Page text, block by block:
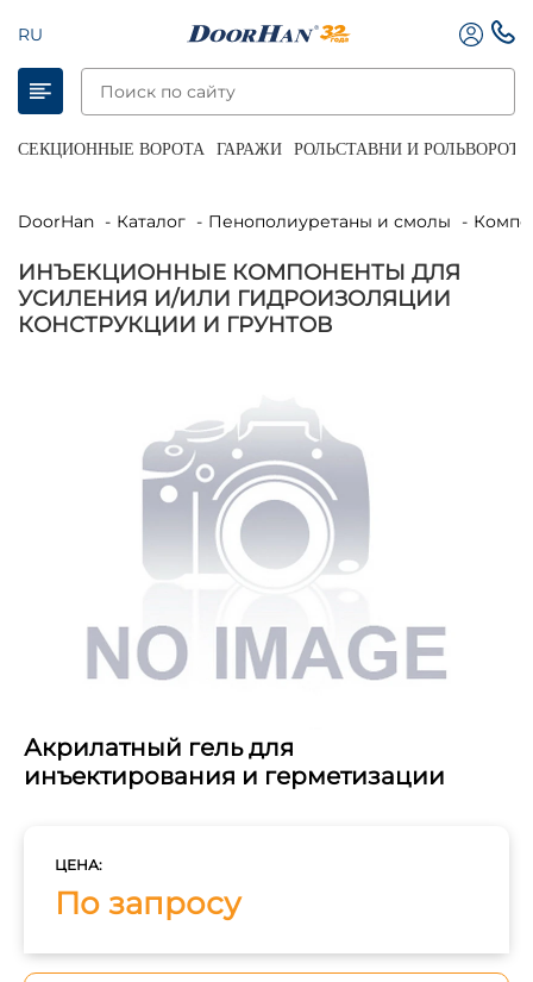
RU
СЕКЦИОННЫЕ ВОРОТА ГАРАЖИ РОЛЬСТАВНИ И РОЛЬВОРОТА
DoorHan Каталог Пенополиуретаны и смолы
ИНЪЕКЦИОННЫЕ КОМПОНЕНТЫ ДЛЯ
УСИЛЕНИЯ И/ИЛИ ГИДРОИЗОЛЯЦИИ
КОНСТРУКЦИИ И ГРУНТОВ
Акрилатный гель для
инъектирования и герметизации
ЦЕНА:
По запросу